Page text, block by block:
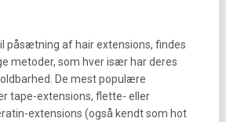
påsætning af hair extensions, findes
metoder, som hver især har deres
De mest populære
tape-extensions, flette- eller
extensions (også kendt som hot